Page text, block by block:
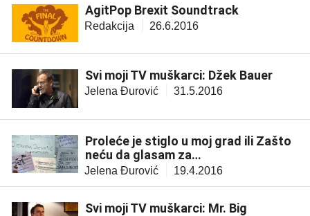
AgitPop Brexit Soundtrack
Redakcija 26.6.2016
Svi moji TV muškarci: Džek Bauer
Jelena Đurović 31.5.2016
Proleće je stiglo u moj grad ili Zašto
neću da glasam za…
Jelena Đurović 19.4.2016
Svi moji TV muškarci: Mr. Big